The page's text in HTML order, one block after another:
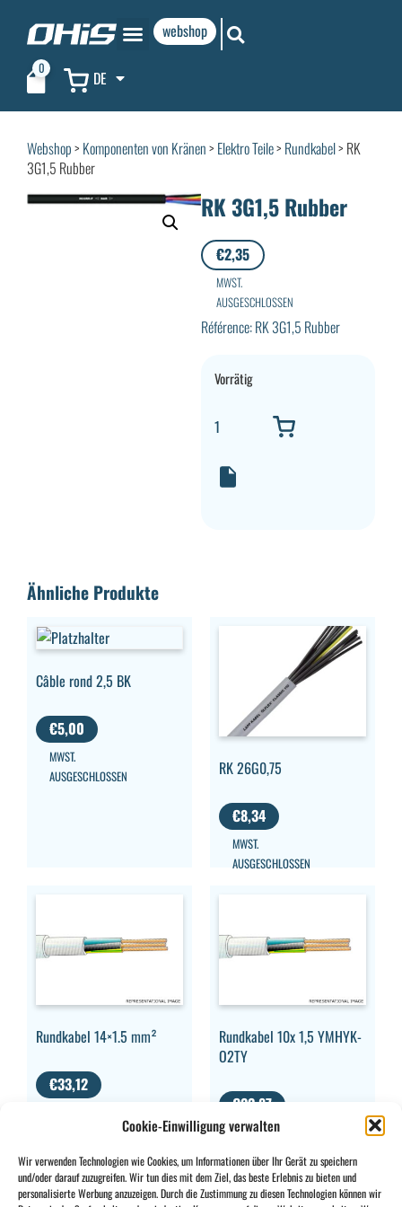
Cookie-Einwilligung verwalten
Wir verwenden Technologien wie Cookies, um Informationen über Ihr Gerät zu speichern
und/oder darauf zuzugreifen. Wir tun dies mit dem Ziel, das beste Erlebnis zu bieten und
personalisierte Werbung anzuzeigen. Durch die Zustimmung zu diesen Technologien können wir
webshop
0 DE
Webshop> Komponenten von Kränen> Elektro Teile> Rundkabel> RK
3G1,5 Rubber
RK 3G1,5 Rubber
€2,35
MWST.
AUSGESCHLOSSEN
Référence: RK 3G1,5 Rubber
Vorrätig
Ähnliche Produkte
Câble rond 2,5 BK
€5,00
MWST.
AUSGESCHLOSSEN
RK 26G0,75
€8,34
MWST.
AUSGESCHLOSSEN
Rundkabel 14×1.5 mm²
€33,12
AUSGESCHLOSSEN
Rundkabel 10x 1,5 YMHYK-
O2TY
€22,87
MWST.